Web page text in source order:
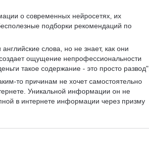
о современных нейросетях, их
подборки рекомендаций по
слова, но не знает, как они
ощущение непрофессиональности
такое содержание - это просто развод".
то причинам не хочет самостоятельно
Уникальной информации он не
в интернете информации через призму